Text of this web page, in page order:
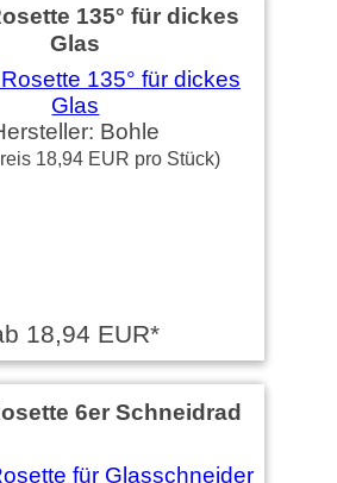
135° für dickes
Glas
Bohle
18,94 EUR pro Stück)
18,94 EUR*
6er Schneidrad